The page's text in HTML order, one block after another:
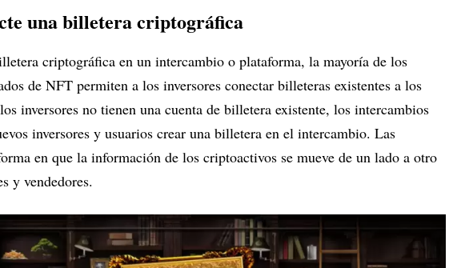
unabilletera criptográfica
criptográfica en un intercambio o plataforma, la mayoría de los
de NFT permiten a los inversores conectar billeteras existentes a los
inversores no tienen una cuenta de billetera existente, los intercambios
inversores y usuarios crear una billetera en el intercambio. Las
en que la información de los criptoactivos se mueve de un lado a otro
y vendedores.